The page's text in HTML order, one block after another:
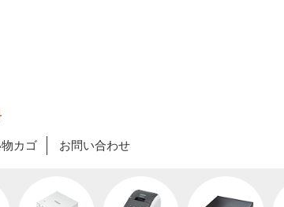
カゴ お問い合わせ